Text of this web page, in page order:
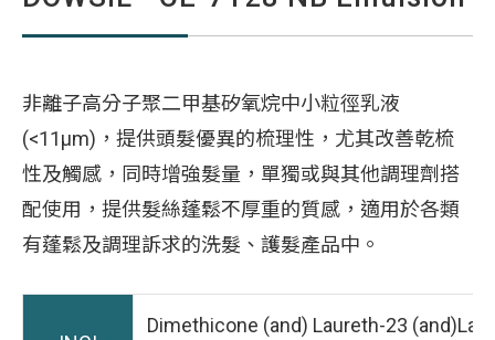
非離子高分子聚二甲基矽氧烷中小粒徑乳液
(<11μm)，提供頭髮優異的梳理性，尤其改善乾梳
性及觸感，同時增強髮量，單獨或與其他調理劑搭
配使用，提供髮絲蓬鬆不厚重的質感，適用於各類
有蓬鬆及調理訴求的洗髮、護髮產品中。
Dimethicone (and) Laureth-23